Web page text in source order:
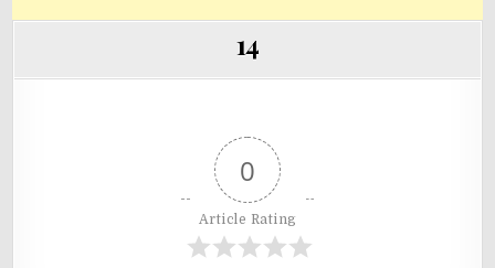
14
0
Article Rating